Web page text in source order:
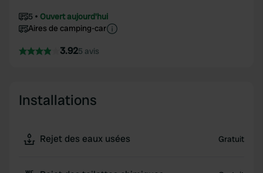
5
Ouvert aujourd'hui
Aires de camping-car
3.925 avis
Installations
Rejet des eaux usées Gratuit